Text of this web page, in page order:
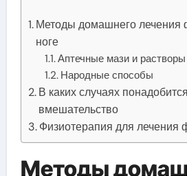
Методы домашнего лечения
ноге
Аптечные мази и растворы
Народные способы
В каких случаях
вмешательство
Физиотерапия для лечения
Методы